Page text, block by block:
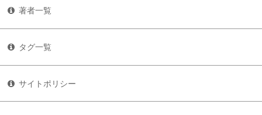
著者一覧
タグ一覧
サイトポリシー